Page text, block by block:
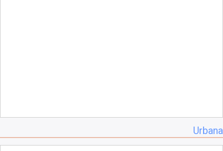
Urbana